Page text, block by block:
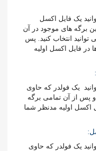
یک فایل اکسل
برگه های موجود در آن
انتخاب کنید. پس
در فایل اکسل اولیه
یک فولدر که حاوی
پس از آن تمامی برگه
اکسل اولیه مدنظر شما
یک فولدر که حاوی